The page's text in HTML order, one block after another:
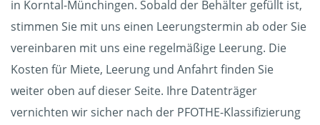
in Korntal-Münchingen. Sobald der Behälter gefüllt ist,
stimmen Sie mit uns einen Leerungstermin ab oder Sie
vereinbaren mit uns eine regelmäßige Leerung. Die
Kosten für Miete, Leerung und Anfahrt finden Sie
weiter oben auf dieser Seite. Ihre Datenträger
vernichten wir sicher nach der PFOTHE-Klassifizierung